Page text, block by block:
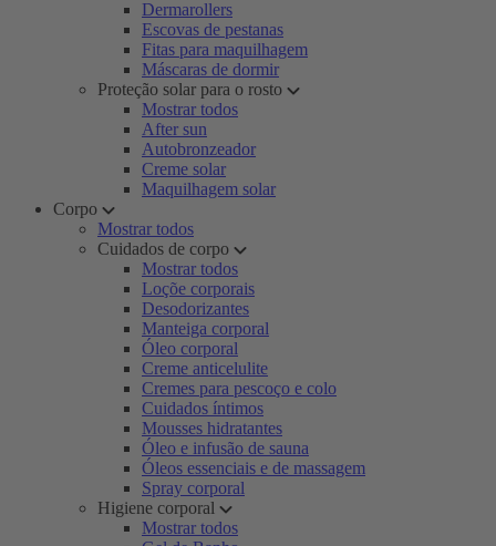
Dermarollers
Escovas de pestanas
Fitas para maquilhagem
Máscaras de dormir
Proteção solar para o rosto
Mostrar todos
After sun
Autobronzeador
Creme solar
Maquilhagem solar
Corpo
Mostrar todos
Cuidados de corpo
Mostrar todos
Loçõe corporais
Desodorizantes
Manteiga corporal
Óleo corporal
Creme anticelulite
Cremes para pescoço e colo
Cuidados íntimos
Mousses hidratantes
Óleo e infusão de sauna
Óleos essenciais e de massagem
Spray corporal
Higiene corporal
Mostrar todos